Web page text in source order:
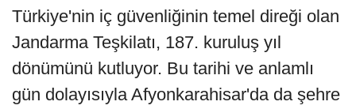
Türkiye'nin iç güvenliğinin temel direği olan
Jandarma Teşkilatı, 187. kuruluş yıl
dönümünü kutluyor. Bu tarihi ve anlamlı
gün dolayısıyla Afyonkarahisar'da da şehre